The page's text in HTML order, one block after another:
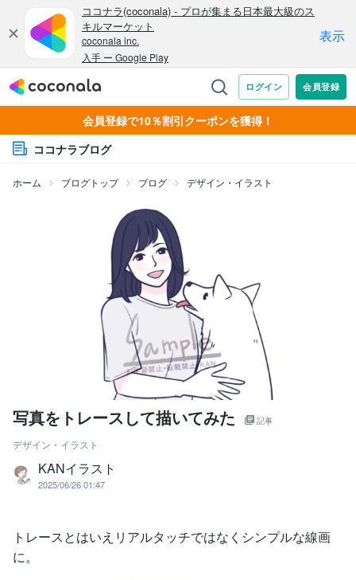
会員登録で10％割引クーポンを獲得！
ココナラブログ
ホーム ブログトップ ブログ デザイン・イラスト
写真をトレースして描いてみた 記事
デザイン・イラスト
KANイラスト
2025/06/26 01:47
トレースとはいえリアルタッチではなくシンプルな線画
に。